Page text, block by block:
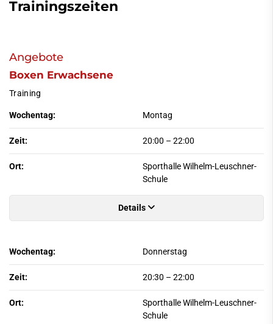
Trainingszeiten
Angebote
Boxen Erwachsene
Training
Wochentag: Montag
Zeit: 20:00 – 22:00
Ort:
Sporthalle Wilhelm-Leuschner-
Schule
Details
Wochentag: Donnerstag
Zeit: 20:30 – 22:00
Ort:
Sporthalle Wilhelm-Leuschner-
Schule